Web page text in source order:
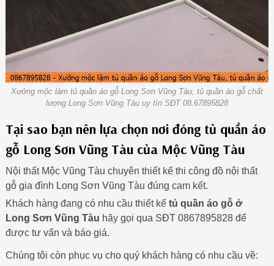
Xưởng mộc làm tủ quần áo gỗ Long Sơn Vũng Tàu, tủ quần áo gỗ chất
lượng Long Sơn Vũng Tàu uy tín SĐT 08.67895828
Tại sao bạn nên lựa chọn nơi đóng tủ quần áo
gỗ Long Sơn Vũng Tàu của Mộc Vũng Tàu
Nội thất Mộc Vũng Tàu chuyên thiết kế thi công đồ nội thất
gỗ gia đình Long Sơn Vũng Tàu đúng cam kết.
Khách hàng đang có nhu cầu thiết kế tủ quần áo gỗ ở
Long Sơn Vũng Tàu hãy gọi qua SĐT 0867895828 để
được tư vấn và báo giá.
Chúng tôi còn phục vụ cho quý khách hàng có nhu cầu về: